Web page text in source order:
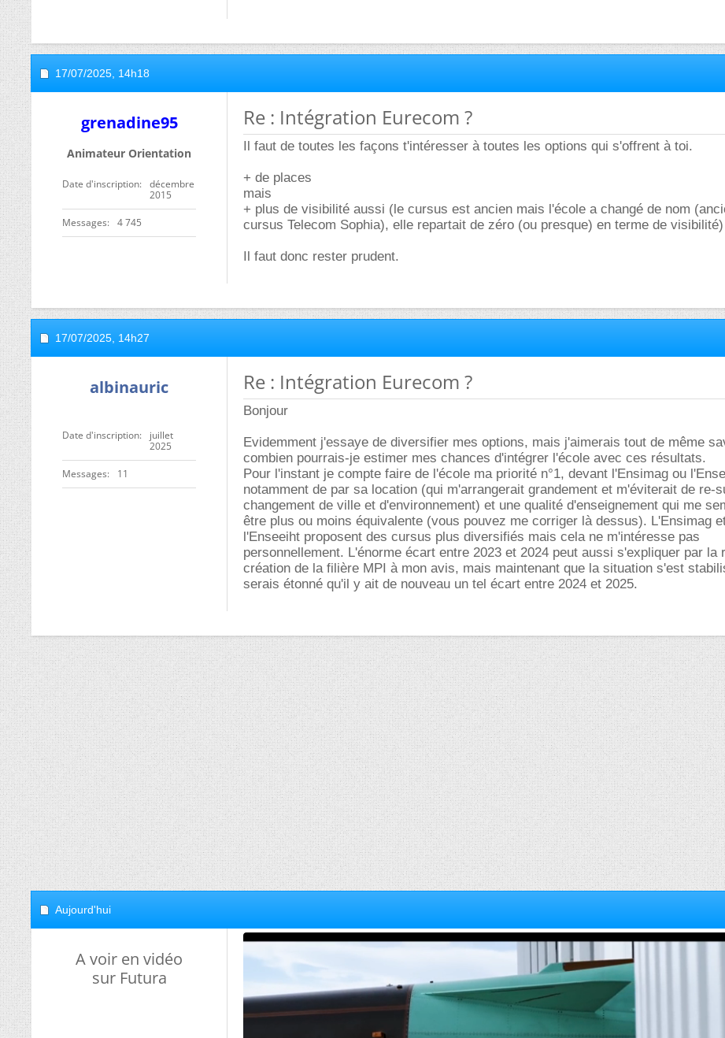
17/07/2025, 14h18
grenadine95
Animateur Orientation
Date d'inscription
décembre
2015
Messages 4 745
Re : Intégration Eurecom ?
Il faut de toutes les façons t'intéresser à toutes les options qui s'offrent à toi.
+ de places
mais
+ plus de visibilité aussi (le cursus est ancien mais l'école a changé de nom
cursus Telecom Sophia), elle repartait de zéro (ou presque) en terme de visibilité)
Il faut donc rester prudent.
17/07/2025, 14h27
albinauric
Date d'inscription
juillet
2025
Messages 11
Re : Intégration Eurecom ?
Bonjour
Evidemment j'essaye de diversifier mes options, mais j'aimerais tout de même
combien pourrais-je estimer mes chances d'intégrer l'école avec ces résultats.
Pour l'instant je compte faire de l'école ma priorité n°1, devant l'Ensimag ou
notamment de par sa location (qui m'arrangerait grandement et m'éviterait de re-
changement de ville et d'environnement) et une qualité d'enseignement qui me
être plus ou moins équivalente (vous pouvez me corriger là dessus). L'Ensimag
l'Enseeiht proposent des cursus plus diversifiés mais cela ne m'intéresse pas
personnellement. L'énorme écart entre 2023 et 2024 peut aussi s'expliquer par la
création de la filière MPI à mon avis, mais maintenant que la situation s'est
serais étonné qu'il y ait de nouveau un tel écart entre 2024 et 2025.
Aujourd'hui
A voir en vidéo
sur Futura